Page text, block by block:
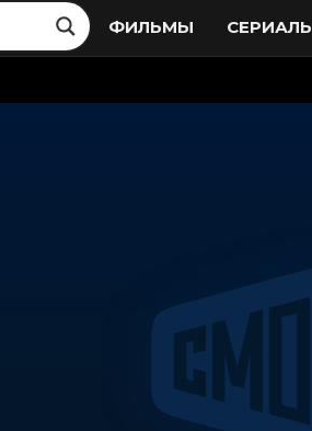
ФИЛЬМЫ